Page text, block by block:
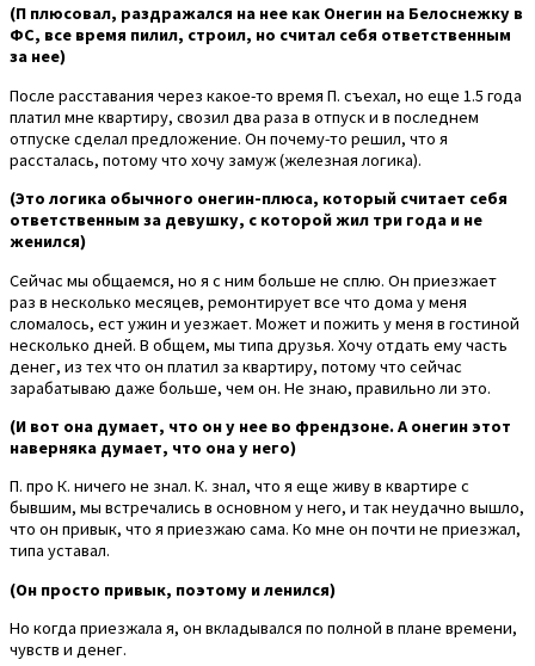
(П плюсовал, раздражался на нее как Онегин на Белоснежку в
ФС, все время пилил, строил, но считал себя ответственным
за нее)
После расставания через какое-то время П. съехал, но еще 1.5 года
платил мне квартиру, свозил два раза в отпуск и в последнем
отпуске сделал предложение. Он почему-то решил, что я
рассталась, потому что хочу замуж (железная логика).
(Это логика обычного онегин-плюса, который считает себя
ответственным за девушку, с которой жил три года и не
женился)
Сейчас мы общаемся, но я с ним больше не сплю. Он приезжает
раз в несколько месяцев, ремонтирует все что дома у меня
сломалось, ест ужин и уезжает. Может и пожить у меня в гостиной
несколько дней. В общем, мы типа друзья. Хочу отдать ему часть
денег, из тех что он платил за квартиру, потому что сейчас
зарабатываю даже больше, чем он. Не знаю, правильно ли это.
(И вот она думает, что он у нее во френдзоне. А онегин этот
наверняка думает, что она у него)
П. про К. ничего не знал. К. знал, что я еще живу в квартире с
бывшим, мы встречались в основном у него, и так неудачно вышло,
что он привык, что я приезжаю сама. Ко мне он почти не приезжал,
типа уставал.
(Он просто привык, поэтому и ленился)
Но когда приезжала я, он вкладывался по полной в плане времени,
чувств и денег.